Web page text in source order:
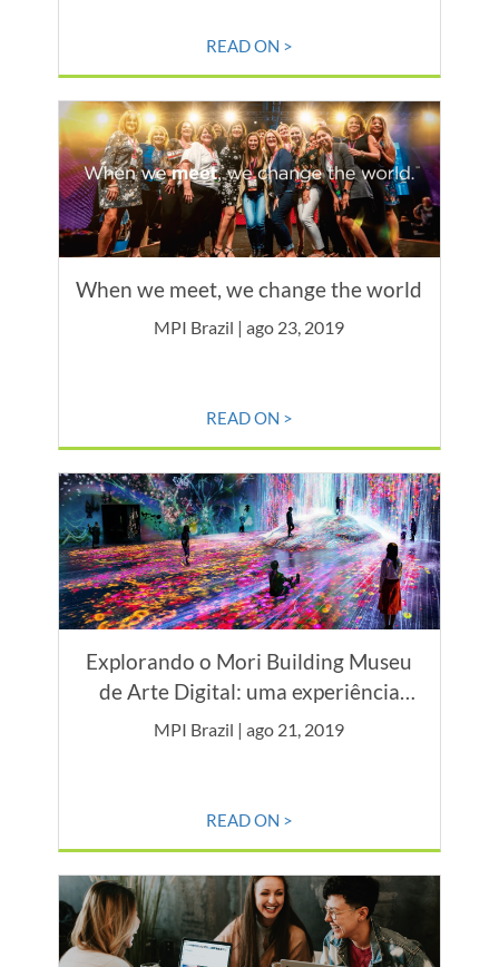
READ ON >
When we meet, we change the world
MPI Brazil | ago 23, 2019
READ ON >
Explorando o Mori Building Museu
de Arte Digital: uma experiência
multissensorial
MPI Brazil | ago 21, 2019
READ ON >